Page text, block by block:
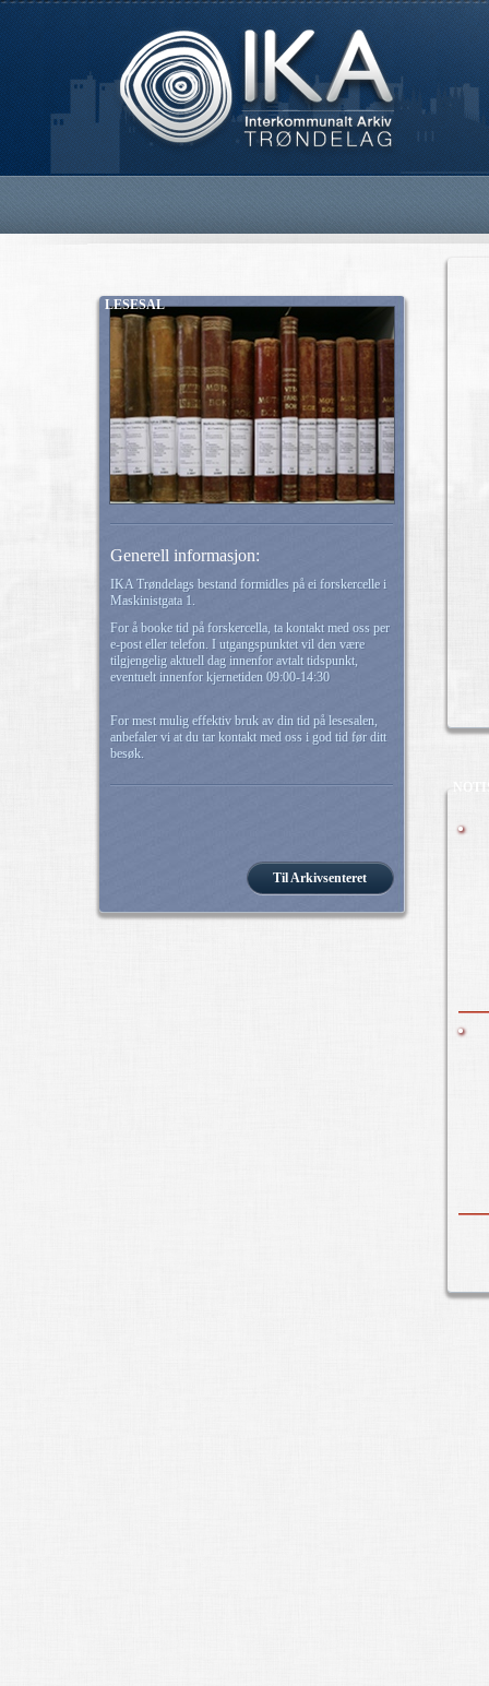
LESESAL
Generell informasjon:
IKA Trøndelags bestand formidles på ei forskercelle i
Maskinistgata 1.
For å booke tid på forskercella, ta kontakt med oss per
e-post eller telefon. I utgangspunktet vil den være
tilgjengelig aktuell dag innenfor avtalt tidspunkt,
eventuelt innenfor kjernetiden 09:00-14:30
For mest mulig effektiv bruk av din tid på lesesalen,
anbefaler vi at du tar kontakt med oss i god tid før ditt
besøk.
Til Arkivsenteret